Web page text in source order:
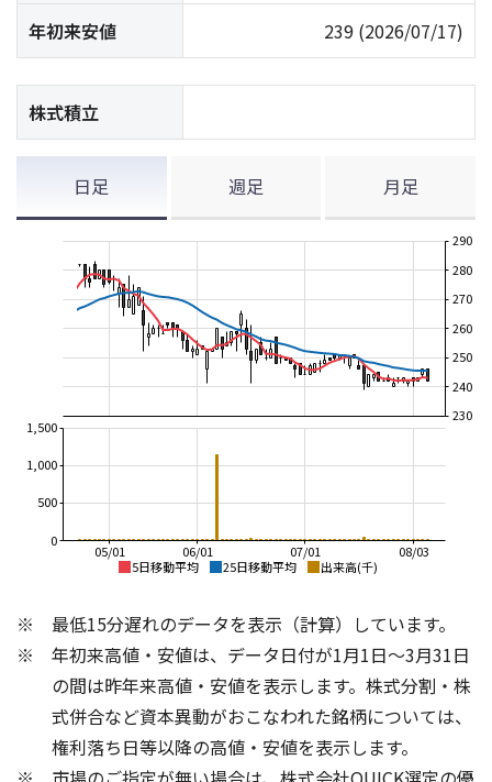
年初来安値 239 (2026/07/17)
株式積立
日足 週足 月足
5日移動平均 25日移動平均 出来高(千)
08/03
07/01
06/01
05/01
230
240
250
260
270
280
290
0
500
1,000
1,500
200
240
280
300
0
1,000
1,500
2,000
最低15分遅れのデータを表示（計算）しています。
年初来高値・安値は、データ日付が1月1日～3月31日
の間は昨年来高値・安値を表示します。株式分割・株
式併合など資本異動がおこなわれた銘柄については、
権利落ち日等以降の高値・安値を表示します。